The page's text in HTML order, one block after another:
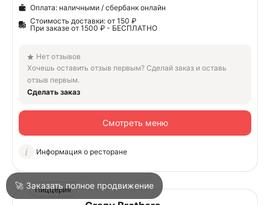
Написать в техподдержку
Оплата: наличными / сбербанк онлайн
Стоимость доставки: от 150 ₽
При заказе от 1500 ₽ - БЕСПЛАТНО
Нет отзывов
Хочешь оставить отзыв первым? Сделай заказ и оставь
отзыв первым.
Сделать заказ
Смотреть меню
Информация о ресторане
Пиццерия
🚀 Заказать полное продвижение